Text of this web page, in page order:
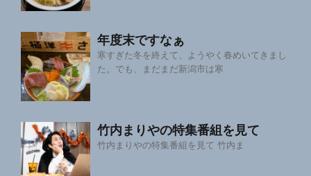
年度末ですなぁ
寒すぎた冬を終えて、ようやく春めいてきまし
た。でも、まだまだ新潟市は寒
竹内まりやの特集番組を見て
竹内まりやの特集番組を見て 竹内ま